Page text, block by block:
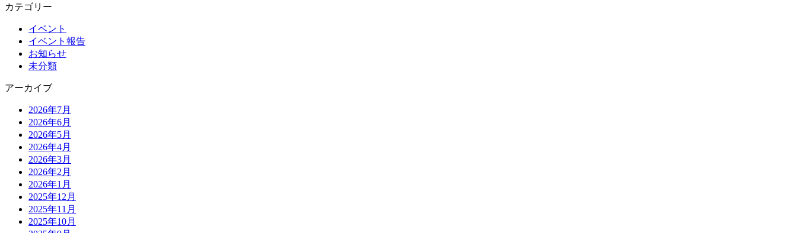
カテゴリー
イベント
イベント報告
お知らせ
未分類
アーカイブ
2026年7月
2026年6月
2026年5月
2026年4月
2026年3月
2026年2月
2026年1月
2025年12月
2025年11月
2025年10月